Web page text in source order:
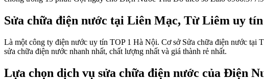
Sửa chữa điện nước tại Liên Mạc, Từ Liêm uy
Là một công ty điện nước uy tín TOP 1 Hà Nội. Cơ sở Sửa chữa điện nước
sửa chữa điện nước nhanh nhất, chất lượng nhất và giá thành rẻ nhất.
Lựa chọn dịch vụ sửa chữa điện nước của Điện